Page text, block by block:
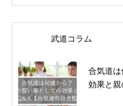
武道コラム
合気道
効果と親